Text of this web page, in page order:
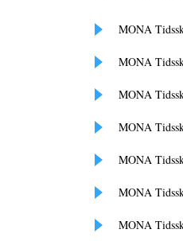
MONA
MONA
MONA
MONA
MONA
MONA
MONA